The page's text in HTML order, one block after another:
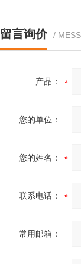
留言询价 /
产品：
您的单位：
您的姓名：
联系电话：
常用邮箱：